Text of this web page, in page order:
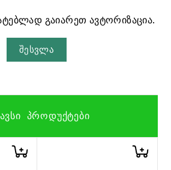
გაიარეთ ავტორიზაცია.
შესვლა
ᲞᲠᲝᲓᲣᲥᲢᲔᲑᲘ